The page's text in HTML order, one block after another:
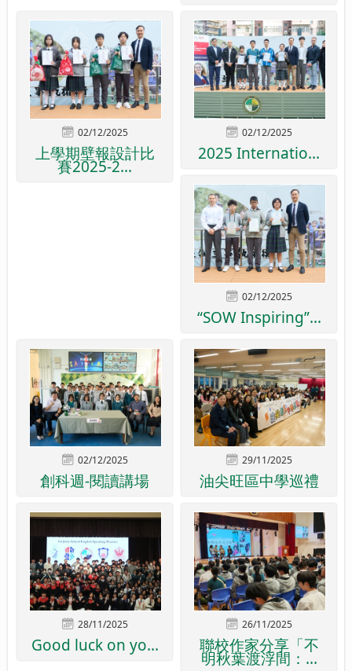
02/12/2025
上學期壁報設計比
賽2025-2...
02/12/2025
2025 Internatio...
02/12/2025
“SOW Inspiring”...
02/12/2025
創科週-閱讀講場
29/11/2025
油尖旺區中學巡禮
28/11/2025
Good luck on yo...
26/11/2025
聯校作家分享「不
明秋葉渡浮間：...